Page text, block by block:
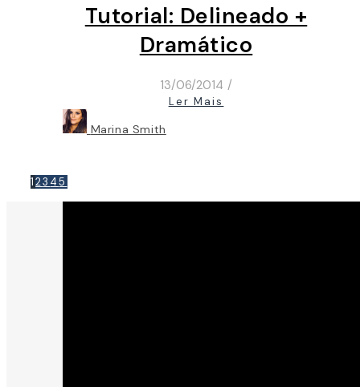
Tutorial: Delineado +
Dramático
13/06/2014 /
Ler Mais
Marina Smith
123 45